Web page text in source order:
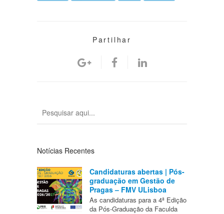
Partilhar
Notícias Recentes
Candidaturas abertas | Pós-
graduação em Gestão de
Pragas – FMV ULisboa
As candidaturas para a 4ª Edição
da Pós-Graduação da Faculda